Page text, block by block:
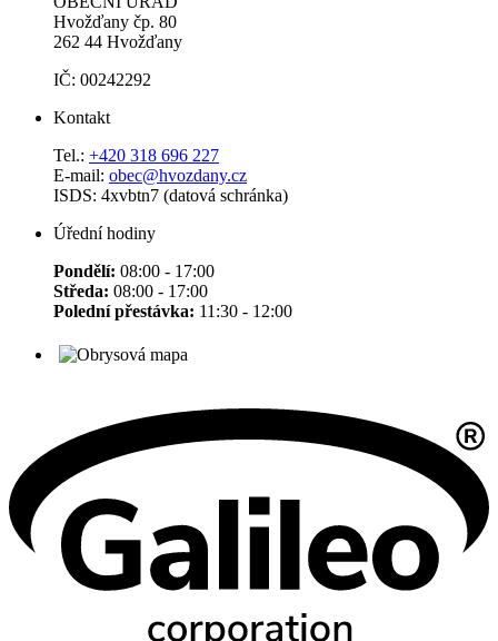
Hvožďany čp. 80
262 44 Hvožďany
IČ: 00242292
Kontakt
Tel.: +420 318 696 227
E-mail: obec@hvozdany.cz
ISDS: 4xvbtn7 (datová schránka)
Úřední hodiny
Pondělí: 08:00 - 17:00
Středa: 08:00 - 17:00
Polední přestávka: 11:30 - 12:00